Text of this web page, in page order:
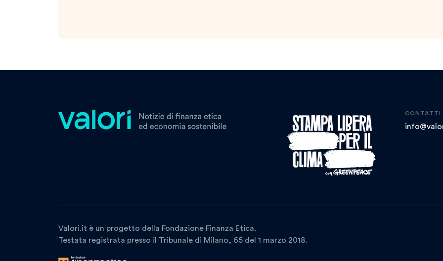
CONTATTI
Valori.it è un progetto della Fondazione Finanza Etica.
Testata registrata presso il Tribunale di Milano, 65 del 1 marzo 2018.